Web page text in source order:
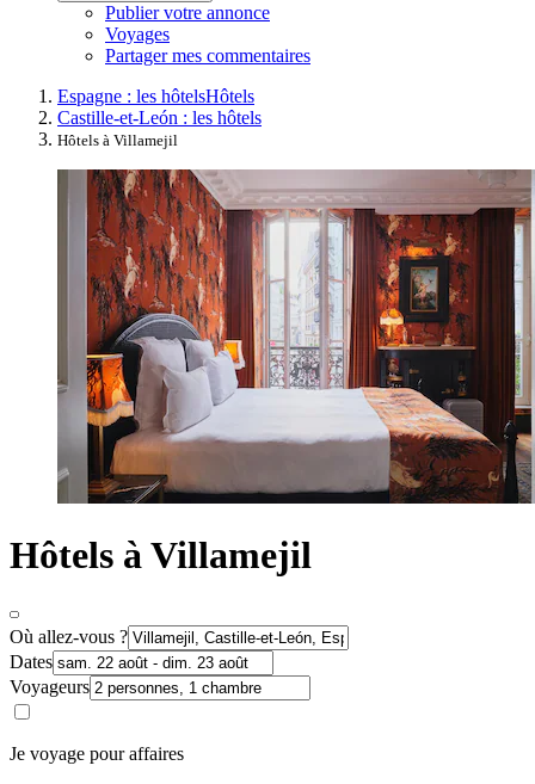
Publier votre annonce
Voyages
Partager mes commentaires
Espagne : les hôtelsHôtels
Castille-et-León : les hôtels
Hôtels à Villamejil
Hôtels à Villamejil
Où allez-vous ?
Dates
Voyageurs
Je voyage pour affaires